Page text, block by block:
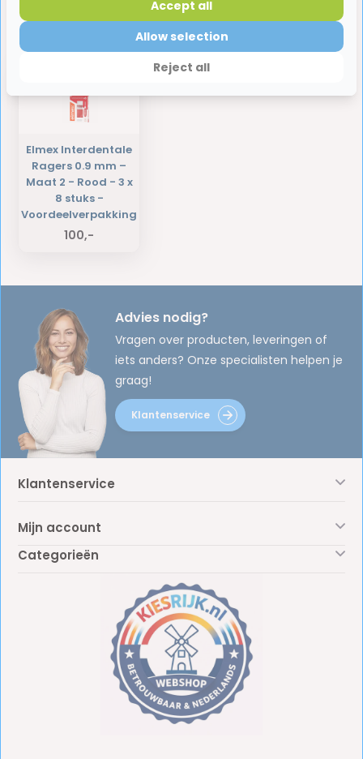
Laatst bekeken producten
Elmex Interdentale
Ragers 0.9 mm –
Maat 2 - Rood - 3 x
8 stuks -
Voordeelverpakking
100,-
Advies nodig?
Vragen over producten, leveringen of
iets anders? Onze specialisten helpen je
graag!
Klantenservice
Klantenservice
Mijn account
Categorieën
Reject all
Allow selection
Accept all